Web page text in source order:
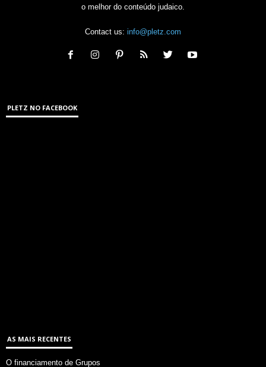
o melhor do conteúdo judaico.
Contact us: info@pletz.com
PLETZ NO FACEBOOK
AS MAIS RECENTES
O financiamento de Grupos